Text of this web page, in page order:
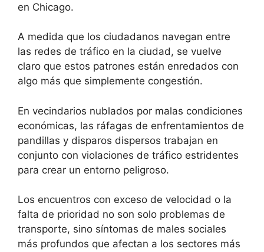
en Chicago.
A medida que los ciudadanos navegan entre
las redes de tráfico en la ciudad, se vuelve
claro que estos patrones están enredados con
algo más que simplemente congestión.
En vecindarios nublados por malas condiciones
económicas, las ráfagas de enfrentamientos de
pandillas y disparos dispersos trabajan en
conjunto con violaciones de tráfico estridentes
para crear un entorno peligroso.
Los encuentros con exceso de velocidad o la
falta de prioridad no son solo problemas de
transporte, sino síntomas de males sociales
más profundos que afectan a los sectores más